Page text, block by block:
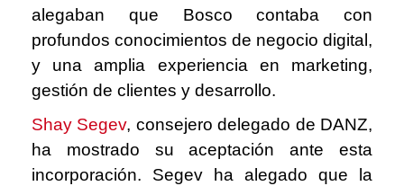
alegaban que Bosco contaba con
profundos conocimientos de negocio digital,
y una amplia experiencia en marketing,
gestión de clientes y desarrollo.
Shay Segev, consejero delegado de DANZ,
ha mostrado su aceptación ante esta
incorporación. Segev ha alegado que la